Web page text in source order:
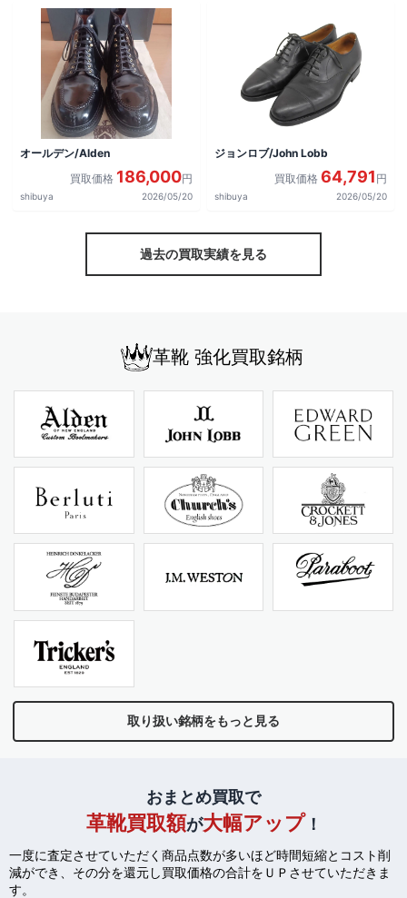
オールデン/Alden
買取価格 186,000円
shibuya 2026/05/20
ジョンロブ/John Lobb
買取価格 64,791 円
shibuya 2026/05/20
過去の買取実績を見る
革靴 強化買取銘柄
取り扱い銘柄をもっと見る
おまとめ買取で
革靴買取額が大幅アップ！
一度に査定させていただく商品点数が多いほど時間短縮とコスト削
減ができ、 その分を還元し買取価格の合計をＵＰさせていただきま
す。